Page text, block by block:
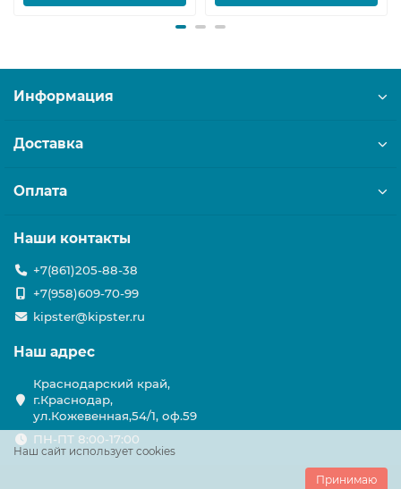
Наш сайт использует cookies
Принимаю
Информация
Доставка
Оплата
Наши контакты
+7(861)205-88-38
+7(958)609-70-99
kipster@kipster.ru
Наш адрес
Краснодарский край,
г.Краснодар,
ул.Кожевенная,54/1, оф.59
ПН-ПТ 8:00-17:00